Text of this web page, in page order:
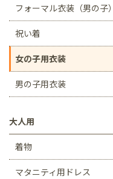
フォーマル衣装（男の子）
祝い着
女の子用衣装
男の子用衣装
大人用
着物
マタニティ用ドレス